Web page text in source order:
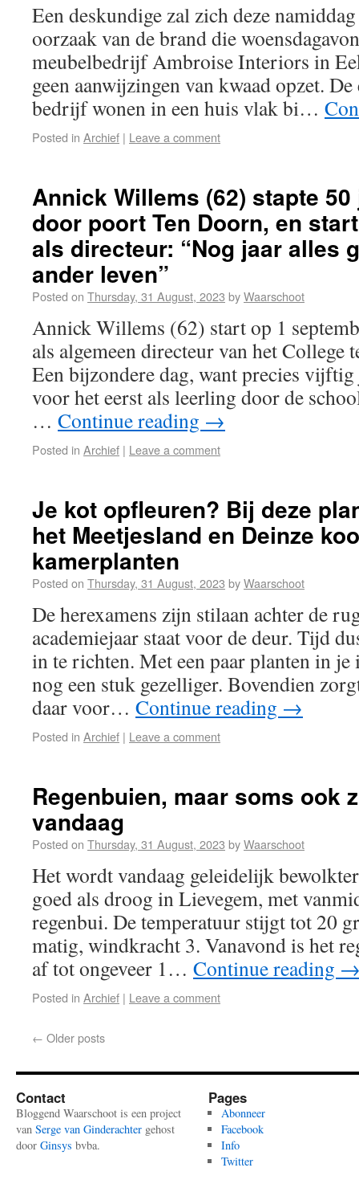
Een deskundige zal zich deze
oorzaak van de brand die
meubelbedrijf Ambroise Interiors in
geen aanwijzingen van kwaad opzet.
bedrijf wonen in een huis vlak bi…
Posted in Archief | Leave a comment
Annick Willems (62) stapte
door poort Ten Doorn, en
als directeur: “Nog jaar alles
ander leven”
Posted on Thursday, 31 August, 2023 byWaarschoot
Annick Willems (62) start op 1
als algemeen directeur van het
Een bijzondere dag, want precies vijftig
voor het eerst als leerling door de
… Continue reading →
Posted in Archief | Leave a comment
Je kot opfleuren? Bij deze
het Meetjesland en Deinze
kamerplanten
Posted on Thursday, 31 August, 2023 byWaarschoot
De herexamens zijn stilaan achter de
academiejaar staat voor de deur. Tijd
in te richten. Met een paar planten in
nog een stuk gezelliger. Bovendien
daar voor… Continue reading →
Posted in Archief | Leave a comment
Regenbuien, maar soms ook
vandaag
Posted on Thursday, 31 August, 2023 byWaarschoot
Het wordt vandaag geleidelijk
goed als droog in Lievegem, met
regenbui. De temperatuur stijgt tot 20
matig, windkracht 3. Vanavond is het
af tot ongeveer 1… Continue reading
Posted in Archief | Leave a comment
← Older posts
Contact
Bloggend Waarschoot is een project
van Serge van Ginderachter gehost
door Ginsys bvba.
Pages
Abonneer
Facebook
Info
Twitter